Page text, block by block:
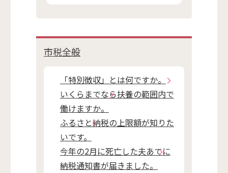
市税全般
「特別徴収」とは何ですか。
いくらまでなら扶養の範囲内で
働けますか。
ふるさと納税の上限額が知りた
いです。
今年の2月に死亡した夫あてに
納税通知書が届きました。